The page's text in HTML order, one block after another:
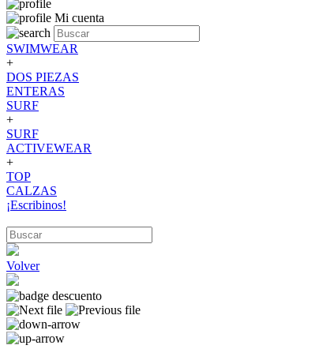
Mi cuenta
SWIMWEAR
+
DOS PIEZAS
ENTERAS
SURF
+
SURF
ACTIVEWEAR
+
TOP
CALZAS
¡Escribinos!
Volver